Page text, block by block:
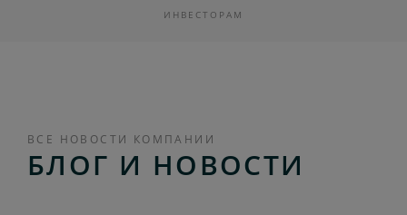
ИНВЕСТОРАМ
ВСЕ НОВОСТИ КОМПАНИИ
БЛОГ И НОВОСТИ